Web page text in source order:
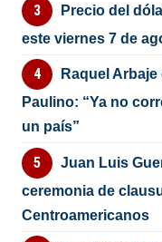
Precio del
este viernes 7 de
Raquel
Paulino: “Ya no
un país”
Juan Luis
ceremonia de
Centroamericanos